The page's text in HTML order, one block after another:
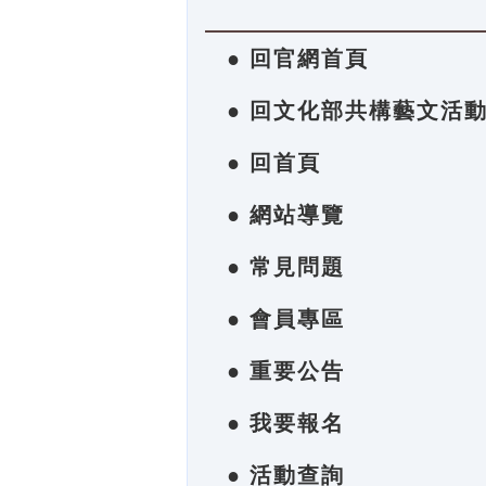
● 回官網首頁
● 回文化部共構藝文活
● 回首頁
● 網站導覽
● 常見問題
● 會員專區
● 重要公告
● 我要報名
● 活動查詢